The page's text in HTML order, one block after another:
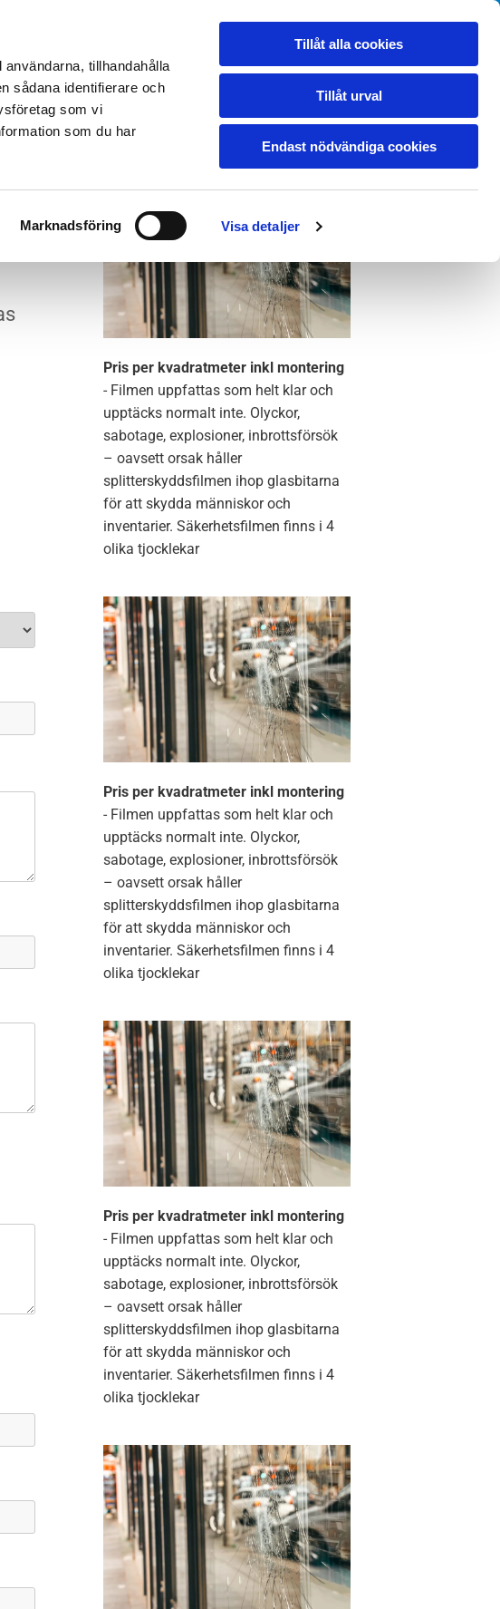
tillhandahålla
sådana identifierare och
som vi
som du har
Marknadsföring Visa detaljer
Tillåt alla cookies
Tillåt urval
Endast nödvändiga cookies
PRISFÖRFRÅGAN
Pris per kvadratmeter inkl montering
- Filmen uppfattas som helt klar och
upptäcks normalt inte. Olyckor,
sabotage, explosioner, inbrottsförsök
– oavsett orsak håller
splitterskyddsfilmen ihop glasbitarna
för att skydda människor och
inventarier. Säkerhetsfilmen finns i 4
olika tjocklekar
Pris per kvadratmeter inkl montering
- Filmen uppfattas som helt klar och
upptäcks normalt inte. Olyckor,
sabotage, explosioner, inbrottsförsök
– oavsett orsak håller
splitterskyddsfilmen ihop glasbitarna
för att skydda människor och
inventarier. Säkerhetsfilmen finns i 4
olika tjocklekar
Pris per kvadratmeter inkl montering
- Filmen uppfattas som helt klar och
upptäcks normalt inte. Olyckor,
sabotage, explosioner, inbrottsförsök
– oavsett orsak håller
splitterskyddsfilmen ihop glasbitarna
för att skydda människor och
inventarier. Säkerhetsfilmen finns i 4
olika tjocklekar